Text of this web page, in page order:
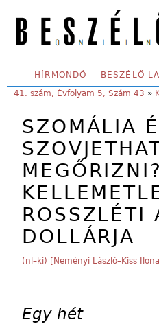
SECONDARY MENU
HÍRMONDÓ BESZÉLŐ
YOU ARE HERE:
41. szám, Évfolyam 5, Szám 43 »
SZOMÁLIA
ROSSZLÉTI
DOLLÁRJA
(nl–ki) [Neményi László–Kiss
Egy hét